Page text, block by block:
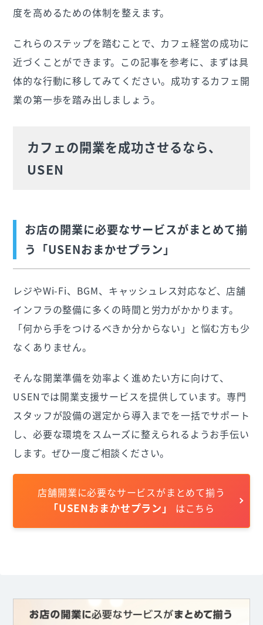
度を高めるための体制を整えます。
これらのステップを踏むことで、カフェ経営の成功に
近づくことができます。この記事を参考に、まずは具
体的な行動に移してみてください。成功するカフェ開
業の第一歩を踏み出しましょう。
カフェの開業を成功させるなら、
USEN
お店の開業に必要なサービスがまとめて揃
う「USENおまかせプラン」
レジやWi-Fi、BGM、キャッシュレス対応など、店舗
インフラの整備に多くの時間と労力がかかります。
「何から手をつけるべきか分からない」と悩む方も少
なくありません。
そんな開業準備を効率よく進めたい方に向けて、
USENでは開業支援サービスを提供しています。専門
スタッフが設備の選定から導入までを一括でサポート
し、必要な環境をスムーズに整えられるようお手伝い
します。ぜひ一度ご相談ください。
店舗開業に必要なサービスがまとめて揃う
「USENおまかせプラン」 はこちら